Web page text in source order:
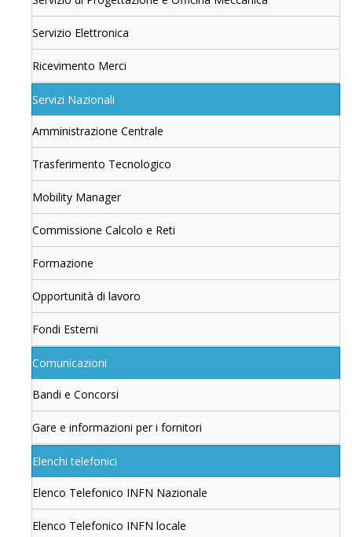
Servizio Elettronica
Ricevimento Merci
Servizi Nazionali
Amministrazione Centrale
Trasferimento Tecnologico
Mobility Manager
Commissione Calcolo e Reti
Formazione
Opportunità di lavoro
Fondi Esterni
Comunicazioni
Bandi e Concorsi
Gare e informazioni per i fornitori
Elenchi telefonici
Elenco Telefonico INFN Nazionale
Elenco Telefonico INFN locale